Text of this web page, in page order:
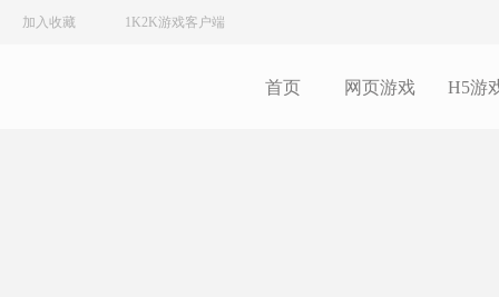
加入收藏 1K2K游戏客户端
首页 网页游戏 H5游